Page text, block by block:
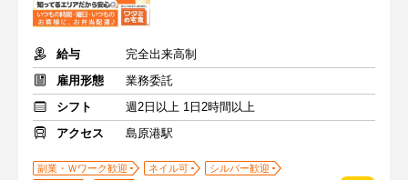
給与
完全出来高制
雇用形態
業務委託
シフト
週2日以上 1日2時間以上
アクセス
島原港駅
副業・Ｗワーク歓迎 ネイル可
シルバー歓迎